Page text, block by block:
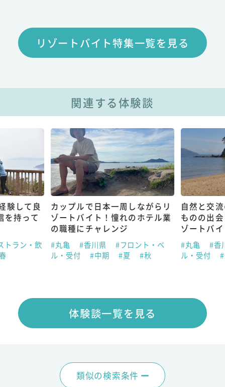
リゾートバイト特集一覧を見る
関連する体験談
験して良
を持って
トラン・飲
カップルで日本一周しながらリ
ゾートバイト！憧れのホテル業
の職種にチャレンジ
#丸亀 #香川県
#フロント・ベ
ル・受付
#中期 #夏 #秋
自然と交
ものの出
ゾートバ
#丸亀
#香
ル・受付
体験談一覧を見る
類似の検索条件